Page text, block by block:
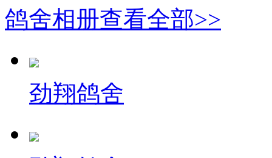
鸽舍相册查看全部>>
劲翔鸽舍